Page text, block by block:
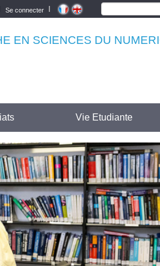
Se connecter
EN SCIENCES DU
Vie Etudiante